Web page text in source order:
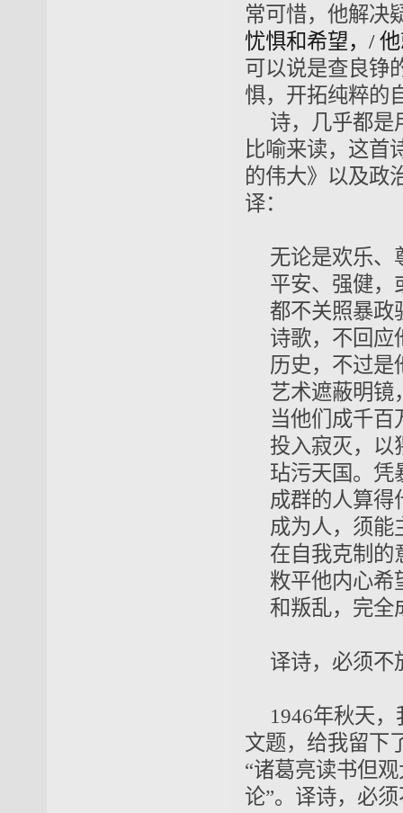
常可惜，他解决
忧惧和希望，/
可以说是查良铮
惧，开拓纯粹的
诗，几乎都是
比喻来读，这首
的伟大》以及政
译：
无论是欢乐、
平安、强健，
都不关照暴政
诗歌，不回应
历史，不过是
艺术遮蔽明镜
当他们成千百
投入寂灭，以
玷污天国。凭
成群的人算得
成为人，须能
在自我克制的
敉平他内心希
和叛乱，完全
译诗，必须不
1946年秋天
文题，给我留下
“诸葛亮读书但
论”。译诗，必